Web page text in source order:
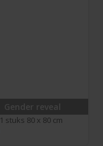
Gender reveal
1 stuks 80 x 80 cm